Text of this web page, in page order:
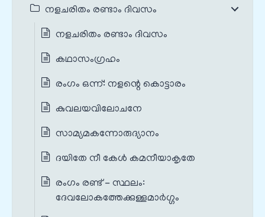
നളചരിതം രണ്ടാം ദിവസം
നളചരിതം രണ്ടാം ദിവസം
കഥാസംഗ്രഹം
രംഗം ഒന്ന്: ‌നളന്റെ കൊട്ടാരം
കുവലയവിലോചനേ
സാമ്യമകന്നോരുദ്യാനം
ദയിതേ നീ കേൾ കമനീയാകൃതേ
രംഗം രണ്ട് - സ്ഥലം:
ദേവലോകത്തേക്കുള്ളമാർഗ്ഗം